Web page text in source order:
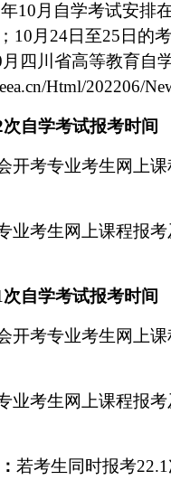
10月自学考试安排
10月24日至25日的
月四川省高等教育自
Html/202206/
次自学考试报考时间
开考专业考生网上
业考生网上课程报
次自学考试报考时间
开考专业考生网上
业考生网上课程报
若考生同时报考